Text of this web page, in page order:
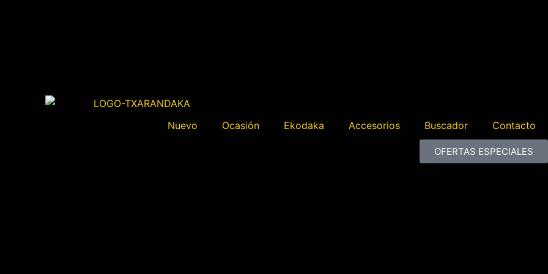
Nuevo Ocasión Ekodaka Accesorios Buscador Contacto
OFERTAS ESPECIALES